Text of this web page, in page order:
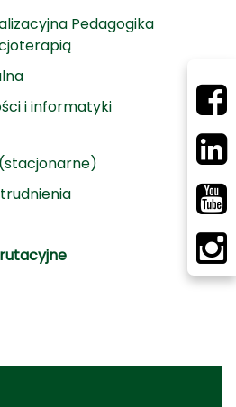
Pedagogika
i informatyki